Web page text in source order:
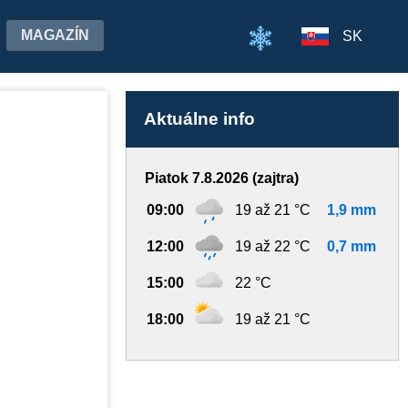
MAGAZÍN SK
Aktuálne info
Piatok 7.8.2026 (zajtra)
09:00 19 až 21 °C 1,9 mm
12:00 19 až 22 °C 0,7 mm
15:00 22 °C
18:00 19 až 21 °C